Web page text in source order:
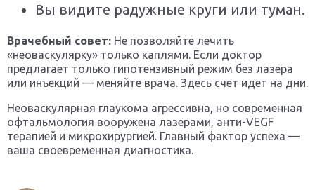
Вы видите радужные круги или туман.
Врачебный совет: Не позволяйте лечить
«неоваскулярку» только каплями. Если доктор
предлагает только гипотензивный режим без лазера
или инъекций — меняйте врача. Здесь счет идет на дни.
Неоваскулярная глаукома агрессивна, но современная
офтальмология вооружена лазерами, анти-VEGF
терапией и микрохирургией. Главный фактор успеха —
ваша своевременная диагностика.